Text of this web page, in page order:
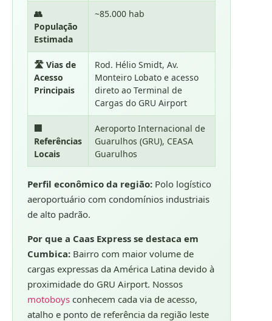
👥
População
Estimada
~85.000 hab
🛣️ Vias de
Acesso
Principais
Rod. Hélio Smidt, Av.
Monteiro Lobato e acesso
direto ao Terminal de
Cargas do GRU Airport
🏢
Referências
Locais
Aeroporto Internacional de
Guarulhos (GRU), CEASA
Guarulhos
Perfil econômico da região: Polo logístico
aeroportuário com condomínios industriais
de alto padrão.
Por que a Caas Express se destaca em
Cumbica: Bairro com maior volume de
cargas expressas da América Latina devido à
proximidade do GRU Airport. Nossos
motoboys conhecem cada via de acesso,
atalho e ponto de referência da região leste